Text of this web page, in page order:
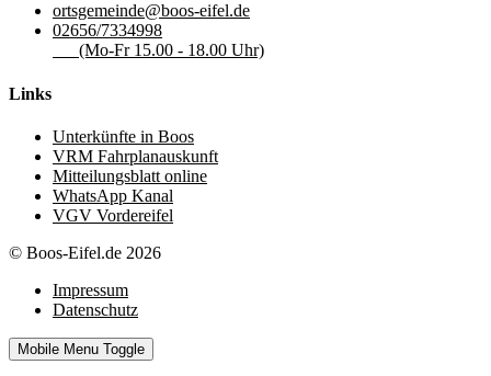
ortsgemeinde@boos-eifel.de
02656/7334998
(Mo-Fr 15.00 - 18.00 Uhr)
Links
Unterkünfte in Boos
VRM Fahrplanauskunft
Mitteilungsblatt online
WhatsApp Kanal
VGV Vordereifel
© Boos-Eifel.de 2026
Impressum
Datenschutz
Mobile Menu Toggle